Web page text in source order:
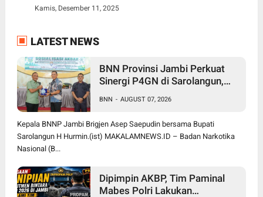
Kamis, Desember 11, 2025
LATEST NEWS
BNN Provinsi Jambi Perkuat
Sinergi P4GN di Sarolangun,
Vape Zombie
BNN - AUGUST 07, 2026
Kepala BNNP Jambi Brigjen Asep Saepudin bersama Bupati
Sarolangun H Hurmin.(ist) MAKALAMNEWS.ID – Badan Narkotika
Nasional (B...
Dipimpin AKBP, Tim Paminal
Mabes Polri Lakukan